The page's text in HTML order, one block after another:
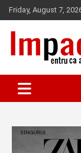
Skip
to
content
Friday, August 7,